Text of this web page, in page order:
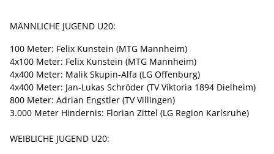
MÄNNLICHE JUGEND U20:
100 Meter: Felix Kunstein (MTG Mannheim)
4x100 Meter: Felix Kunstein (MTG Mannheim)
4x400 Meter: Malik Skupin-Alfa (LG Offenburg)
4x400 Meter: Jan-Lukas Schröder (TV Viktoria 1894 Dielheim)
800 Meter: Adrian Engstler (TV Villingen)
3.000 Meter Hindernis: Florian Zittel (LG Region Karlsruhe)
WEIBLICHE JUGEND U20: